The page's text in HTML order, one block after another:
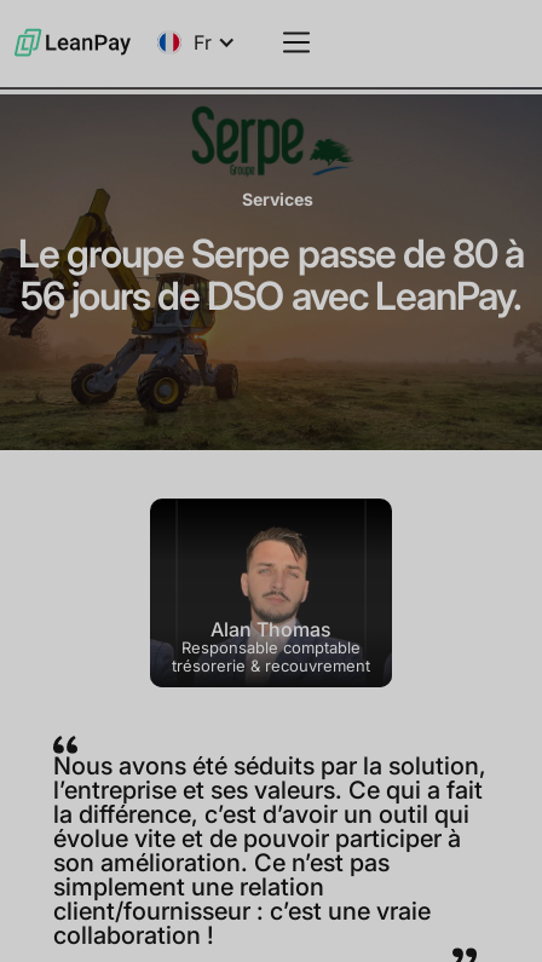
Fr
Services
Le groupe Serpe passe de 80 à
56 jours de DSO avec LeanPay.
Alan Thomas
Responsable comptable
trésorerie & recouvrement
Nous avons été séduits par la solution,
l’entreprise et ses valeurs. Ce qui a fait
la différence, c’est d’avoir un outil qui
évolue vite et de pouvoir participer à
son amélioration. Ce n’est pas
simplement une relation
client/fournisseur : c’est une vraie
collaboration !